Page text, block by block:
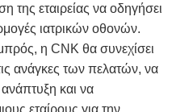
της εταιρείας να οδηγήσει
ιατρικών οθονών.
η CNK θα συνεχίσει
ανάγκες των πελατών, να
και να
εταίρους για την